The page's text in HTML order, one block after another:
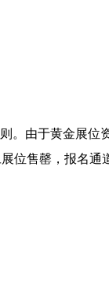
。由于黄金展位
位售罄，报名通